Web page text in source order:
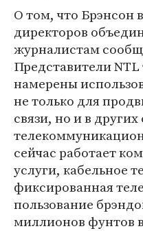
О том, что Брэнсон
директоров
журналистам
Представители
намерены
не только для
связи, но и в
сейчас работает
услуги, кабельное
фиксированная
пользование
миллионов фунтов